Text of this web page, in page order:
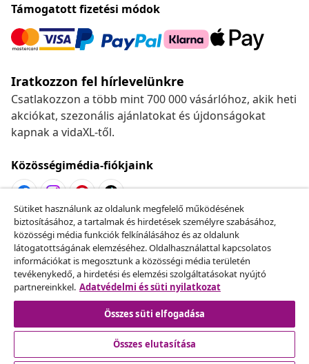
Támogatott fizetési módok
Iratkozzon fel hírlevelünkre
Csatlakozzon a több mint 700 000 vásárlóhoz, akik heti
akciókat, szezonális ajánlatokat és újdonságokat
kapnak a vidaXL-től.
Közösségimédia-fiókjaink
Szerződéstől való elállás
Küldj be egy rendelés lemondására vonatkozó
kérelmet.
Szerződéstől való elállás
Sütiket használunk az oldalunk megfelelő működésének
biztosításához, a tartalmak és hirdetések személyre szabásához,
közösségi média funkciók felkínálásához és az oldalunk
látogatottságának elemzéséhez. Oldalhasználattal kapcsolatos
információkat is megosztunk a közösségi média területén
tevékenykedő, a hirdetési és elemzési szolgáltatásokat nyújtó
partnereinkkel. Adatvédelmi és süti nyilatkozat
Összes süti elfogadása
Összes elutasítása